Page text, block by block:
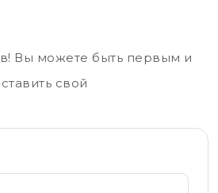
Вы можете быть первым и
свой